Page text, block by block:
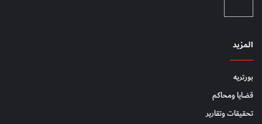
المزيد
بورتريه
قضايا ومحاكم
تحقيقات وتقارير